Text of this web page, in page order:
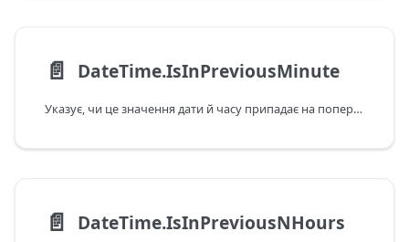
📄️ DateTime.IsInPreviousMinute
Указує, чи це значення дати й часу припадає на попередню хвилину відповідно до поточних дати та часу в системі. Зверніть увагу: якщо передане значення припадає на поточну хвилину, ця функція повертає відповідь False.
📄️ DateTime.IsInPreviousNHours